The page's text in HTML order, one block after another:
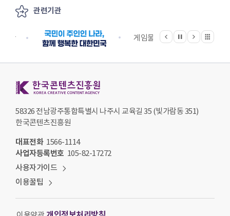
관련기관
게임물관리위원회
이전
정지
다음 관련기관 전체보기
58326 전남광주통합특별시 나주시 교육길 35 (빛가람동 351)
한국콘텐츠진흥원
대표전화 1566-1114
사업자등록번호 105-82-17272
사용자가이드
이용꿀팁